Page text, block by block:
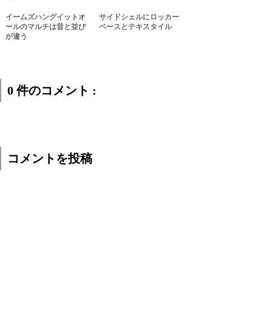
イームズハングイットオ
ールのマルチは昔と並び
が違う
サイドシェルにロッカー
ベースとテキスタイル
0 件のコメント :
コメントを投稿